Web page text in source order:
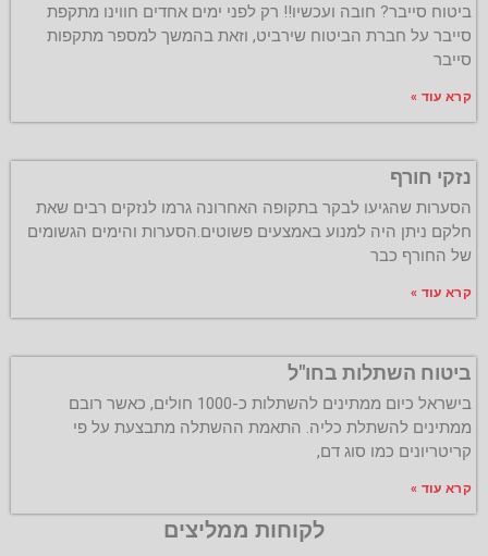
ביטוח סייבר? חובה ועכשיו!! רק לפני ימים אחדים חווינו מתקפת
סייבר על חברת הביטוח שירביט, וזאת בהמשך למספר מתקפות
סייבר
קרא עוד »
נזקי חורף
הסערות שהגיעו לבקר בתקופה האחרונה גרמו לנזקים רבים שאת
חלקם ניתן היה למנוע באמצעים פשוטים.הסערות והימים הגשומים
של החורף כבר
קרא עוד »
ביטוח השתלות בחו"ל
בישראל כיום ממתינים להשתלות כ-1000 חולים, כאשר רובם
ממתינים להשתלת כליה. התאמת ההשתלה מתבצעת על פי
קריטריונים כמו סוג דם,
קרא עוד »
לקוחות ממליצים